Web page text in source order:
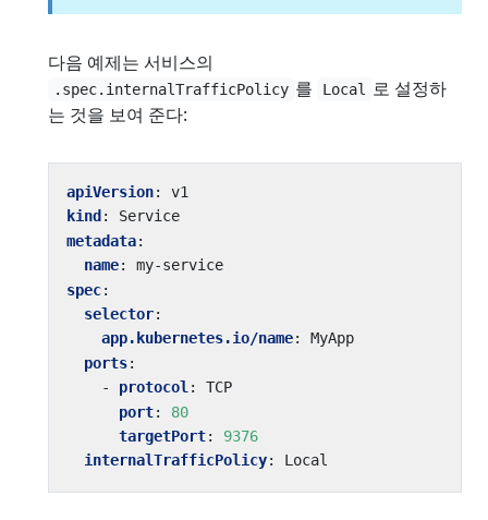
다음 예제는 서비스의
.spec.internalTrafficPolicy 를 Local
로 설정하
는 것을 보여 준다:
apiVersion:
v1
kind :
Service
metadata:
name:
my-service
spec:
selector:
app.kubernetes.io/name:
MyApp
ports:
- protocol :
TCP
port:
80
targetPort:
9376
internalTrafficPolicy: Local